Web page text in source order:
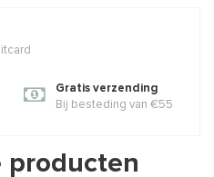
Gratis verzending
Bij besteding van €55
producten